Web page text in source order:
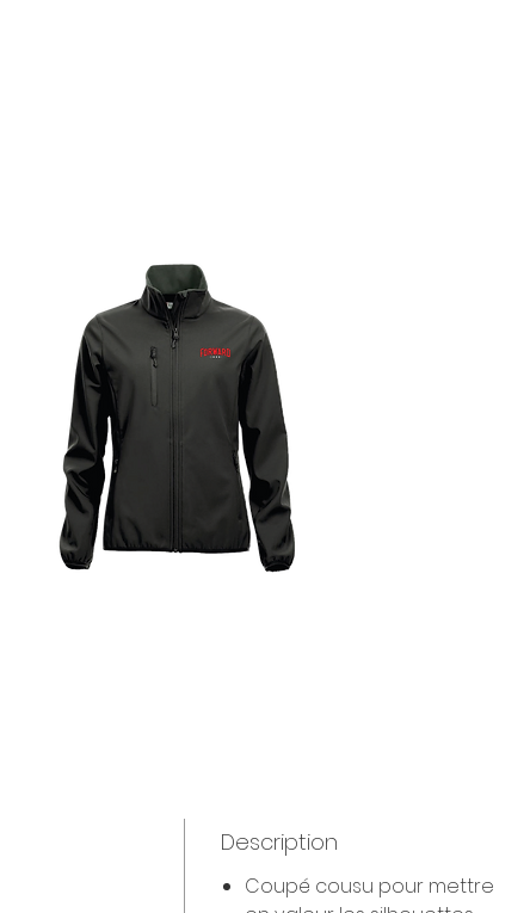
Description
Coupé cousu pour mettre